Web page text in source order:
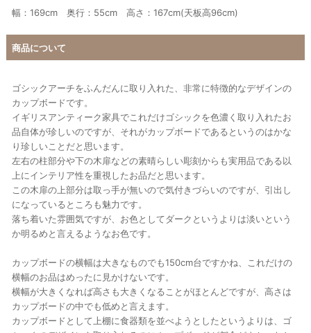
幅：169cm 奥行：55cm 高さ：167cm(天板高96cm)
商品について
ゴシックアーチをふんだんに取り入れた、非常に特徴的なデザインの
カップボードです。
イギリスアンティーク家具でこれだけゴシックを色濃く取り入れたお
品自体が珍しいのですが、それがカップボードであるというのはかな
り珍しいことだと思います。
左右の柱部分や下の木扉などの素晴らしい彫刻からも実用品である以
上にインテリア性を重視したお品だと思います。
この木扉の上部分は取っ手が無いので気付きづらいのですが、引出し
になっているところも魅力です。
落ち着いた雰囲気ですが、お色としてダークというよりは淡いという
か明るめと言えるようなお色です。
カップボードの横幅は大きなものでも150cm台ですかね、これだけの
横幅のお品はめったに見かけないです。
横幅が大きくなれば高さも大きくなることがほとんどですが、高さは
カップボードの中でも低めと言えます。
カップボードとして上棚に食器類を並べようとしたというよりは、ゴ